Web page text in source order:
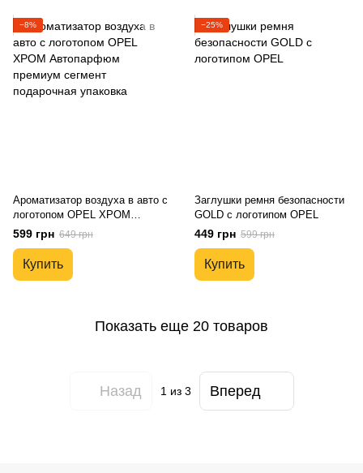
−8%
Ароматизатор воздуха в авто с
логотопом OPEL ХРОМ
Автопарфюм премиум сегмент
подарочная упаковка
599 грн 649 грн
Купить
−25%
Заглушки ремня безопасности
GOLD с логотипом OPEL
449 грн 599 грн
Купить
Показать еще 20 товаров
Назад 1из 3 Вперед